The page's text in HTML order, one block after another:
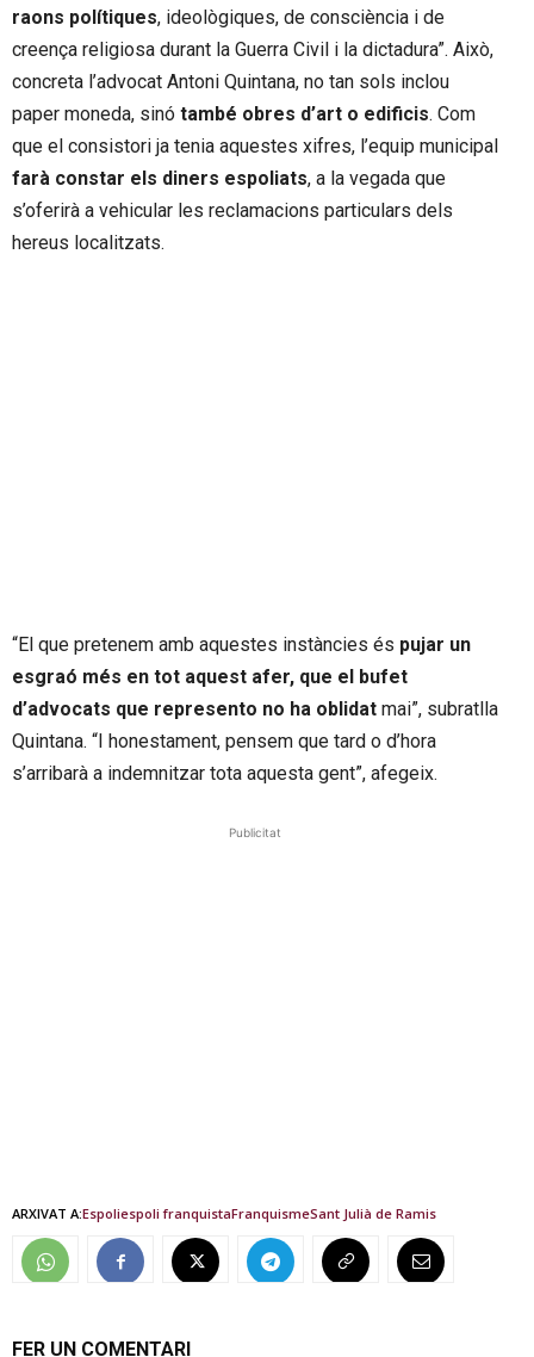
raons polítiques, ideològiques, de consciència i de
creença religiosa durant la Guerra Civil i la dictadura”. Això,
concreta l’advocat Antoni Quintana, no tan sols inclou
paper moneda, sinó també obres d’art o edificis. Com
que el consistori ja tenia aquestes xifres, l’equip municipal
farà constar els diners espoliats, a la vegada que
s’oferirà a vehicular les reclamacions particulars dels
hereus localitzats.
“El que pretenem amb aquestes instàncies és pujar un
esgraó més en tot aquest afer, que el bufet
d’advocats que represento no ha oblidat mai”, subratlla
Quintana. “I honestament, pensem que tard o d’hora
s’arribarà a indemnitzar tota aquesta gent”, afegeix.
Publicitat
ARXIVAT A:Espoliespoli franquistaFranquismeSant Julià de Ramis
FER UN COMENTARI